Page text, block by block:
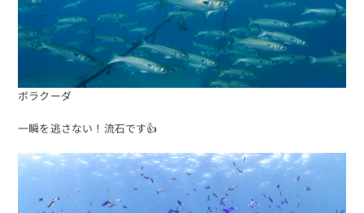
ボラクーダ
一瞬を逃さない！流石です👍